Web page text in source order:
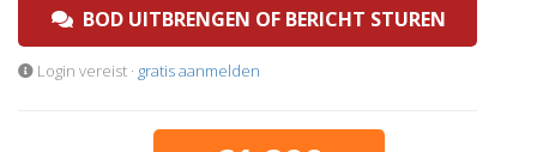
BOD UITBRENGEN OF BERICHT STUREN
Login vereist · gratis aanmelden